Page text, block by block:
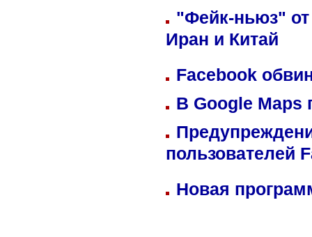
"Фейк-ньюз" от
Иран и Китай
Facebook
В Google Maps
пользователей
Новая